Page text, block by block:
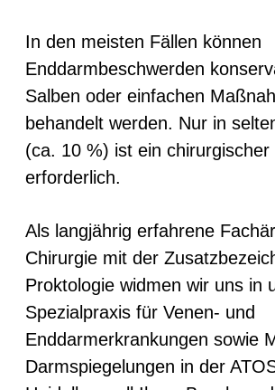
In den meisten Fällen können
Enddarmbeschwerden
Salben oder einfachen
behandelt werden. Nur in
(ca. 10 %) ist ein
erforderlich.
Als langjährig erfahrene
Chirurgie mit der
Proktologie widmen wir uns in
Spezialpraxis für Venen- und
Enddarmerkrankungen sowie
Darmspiegelungen in der